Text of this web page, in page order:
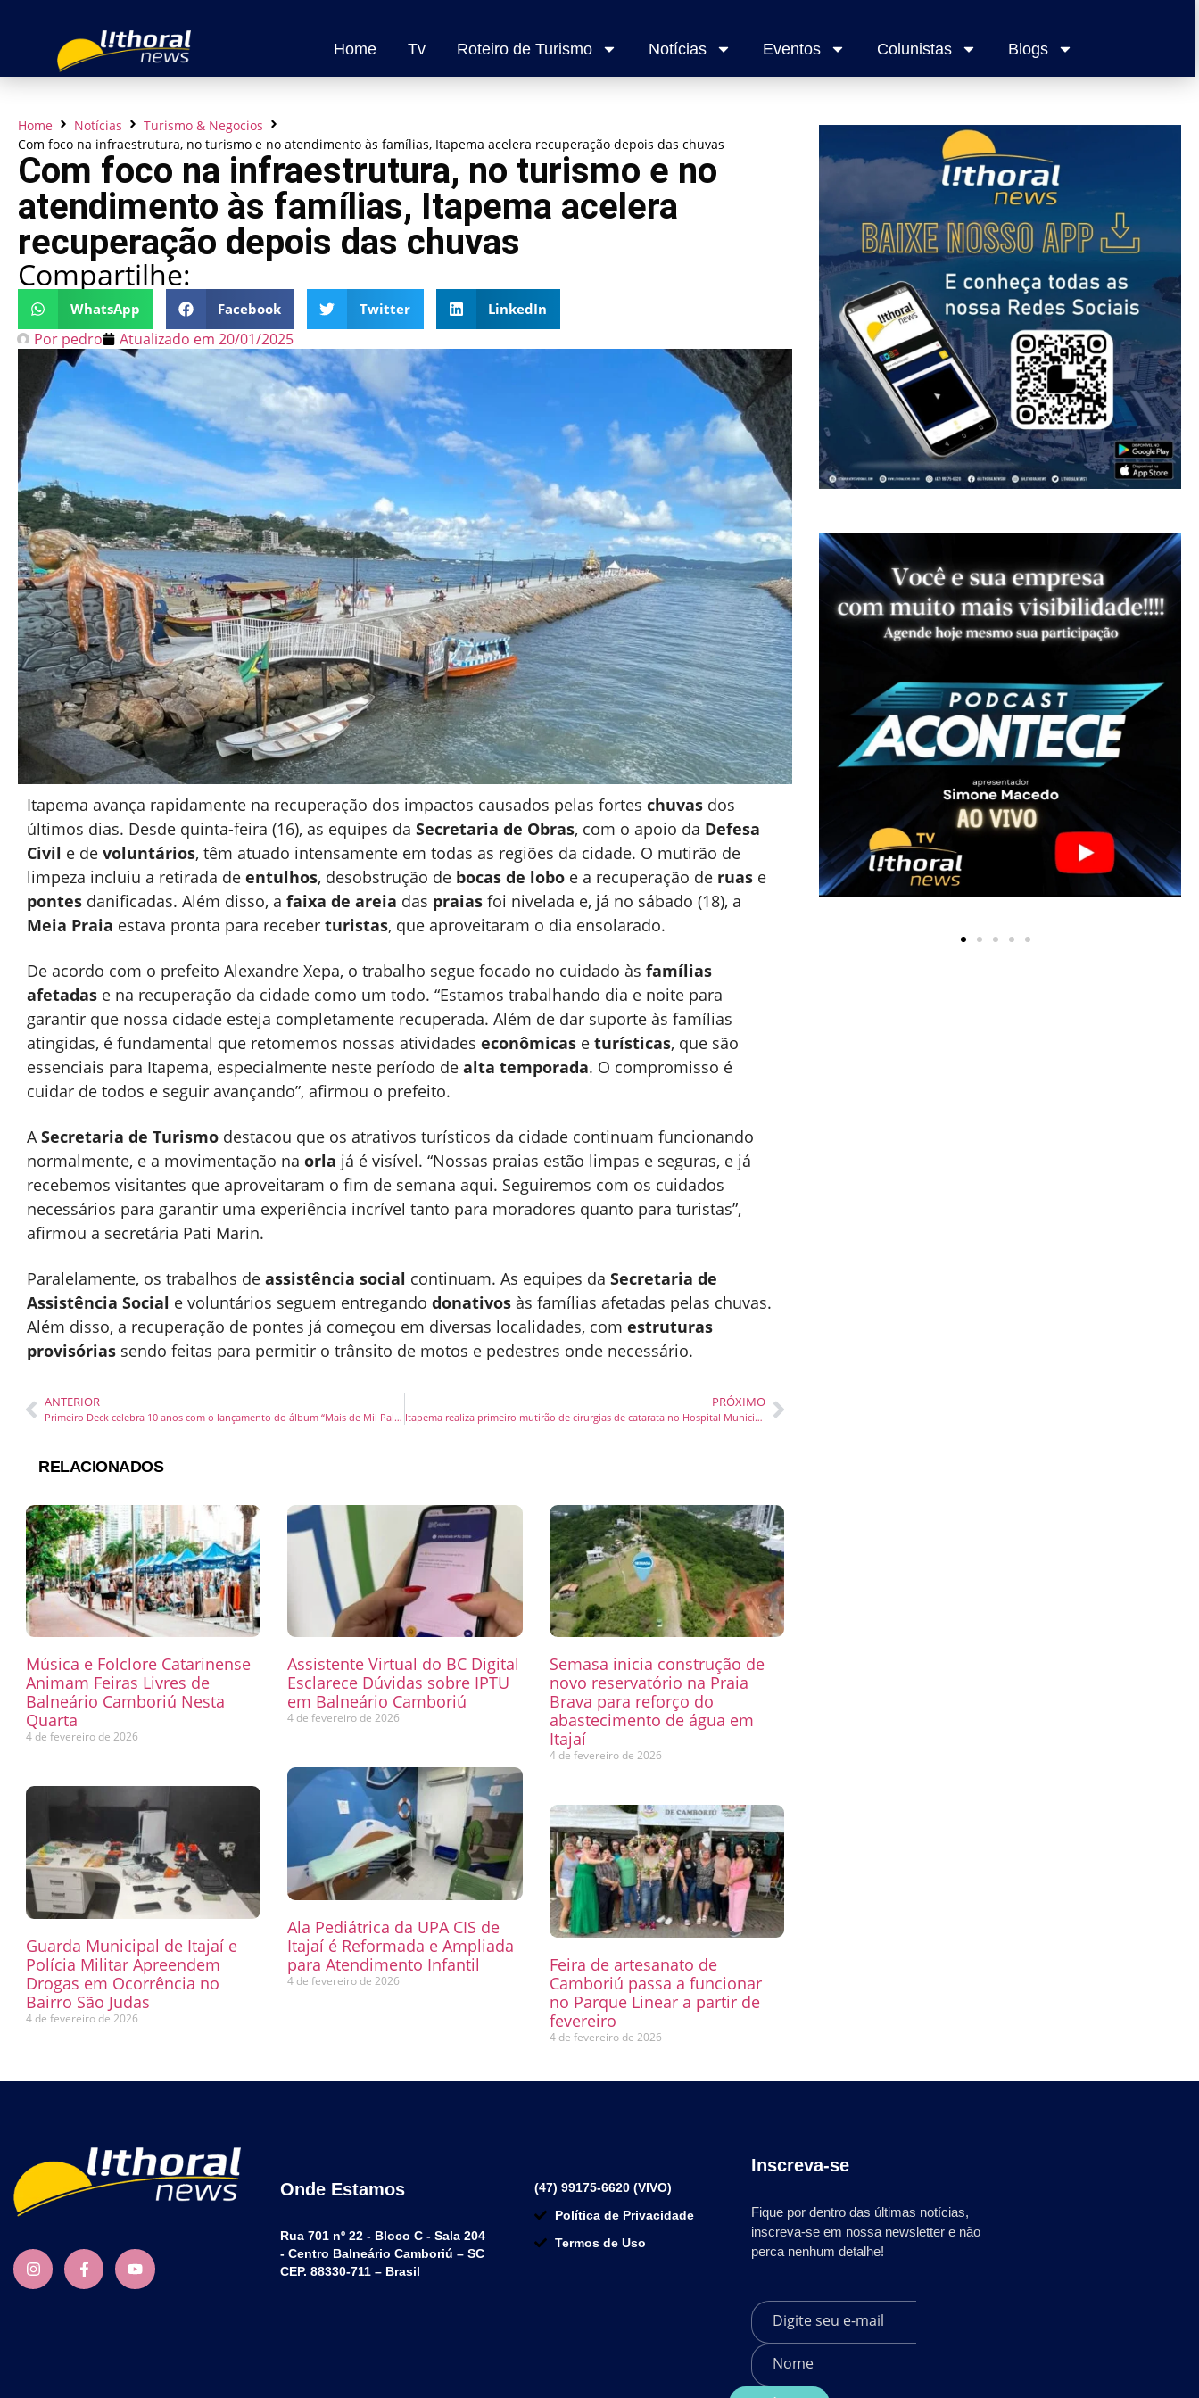
Home Tv Roteiro de Turismo Notícias Eventos Colunistas Blogs
Home Notícias
Turismo & Negocios
Com foco na infraestrutura, no turismo e no atendimento às famílias, Itapema acelera recuperação depois das chuvas
Com foco na infraestrutura, no turismo e no
atendimento às famílias, Itapema acelera
recuperação depois das chuvas
Compartilhe:
WhatsApp Facebook Twitter LinkedIn
Por pedro Atualizado em 20/01/2025
Itapema avança rapidamente na recuperação dos impactos causados pelas fortes chuvas dos
últimos dias. Desde quinta-feira (16), as equipes da Secretaria de Obras, com o apoio da Defesa
Civil e de voluntários, têm atuado intensamente em todas as regiões da cidade. O mutirão de
limpeza incluiu a retirada de entulhos, desobstrução de bocas de lobo e a recuperação de ruas e
pontes danificadas. Além disso, a faixa de areia das praias foi nivelada e, já no sábado (18), a
Meia Praia estava pronta para receber turistas, que aproveitaram o dia ensolarado.
De acordo com o prefeito Alexandre Xepa, o trabalho segue focado no cuidado às famílias
afetadas e na recuperação da cidade como um todo. “Estamos trabalhando dia e noite para
garantir que nossa cidade esteja completamente recuperada. Além de dar suporte às famílias
atingidas, é fundamental que retomemos nossas atividades econômicas e turísticas, que são
essenciais para Itapema, especialmente neste período de alta temporada. O compromisso é
cuidar de todos e seguir avançando”, afirmou o prefeito.
ASecretaria de Turismo destacou que os atrativos turísticos da cidade continuam funcionando
normalmente, e a movimentação na orla já é visível. “Nossas praias estão limpas e seguras, e já
recebemos visitantes que aproveitaram o fim de semana aqui. Seguiremos com os cuidados
necessários para garantir uma experiência incrível tanto para moradores quanto para turistas”,
afirmou a secretária Pati Marin.
Paralelamente, os trabalhos de assistência social continuam. As equipes da Secretaria de
Assistência Social e voluntários seguem entregando donativos às famílias afetadas pelas chuvas.
Além disso, a recuperação de pontes já começou em diversas localidades, com estruturas
provisórias sendo feitas para permitir o trânsito de motos e pedestres onde necessário.
ANTERIOR
Primeiro Deck celebra 10 anos com o lançamento do álbum “Mais de Mil Palavras para Dizer”
PRÓXIMO
Itapema realiza primeiro mutirão de cirurgias de catarata no Hospital Municipal
RELACIONADOS
Música e Folclore Catarinense
Animam Feiras Livres de
Balneário Camboriú Nesta
Quarta
4 de fevereiro de 2026
Assistente Virtual do BC Digital
Esclarece Dúvidas sobre IPTU
em Balneário Camboriú
4 de fevereiro de 2026
Semasa inicia construção de
novo reservatório na Praia
Brava para reforço do
abastecimento de água em
Itajaí
4 de fevereiro de 2026
Guarda Municipal de Itajaí e
Polícia Militar Apreendem
Drogas em Ocorrência no
Bairro São Judas
4 de fevereiro de 2026
Ala Pediátrica da UPA CIS de
Itajaí é Reformada e Ampliada
para Atendimento Infantil
4 de fevereiro de 2026
Feira de artesanato de
Camboriú passa a funcionar
no Parque Linear a partir de
fevereiro
4 de fevereiro de 2026
Onde Estamos
Rua 701 nº 22 - Bloco C - Sala 204
- Centro Balneário Camboriú – SC
CEP. 88330-711 – Brasil
(47) 99175-6620 (VIVO)
Política de Privacidade
Termos de Uso
Inscreva-se
Fique por dentro das últimas notícias,
inscreva-se em nossa newsletter e não
perca nenhum detalhe!